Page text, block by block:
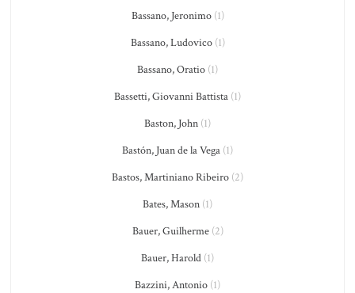
Bassano, Jeronimo(1)
Bassano, Ludovico(1)
Bassano, Oratio (1)
Bassetti, Giovanni Battista (1)
Baston, John (1)
Bastón, Juan de la Vega (1)
Bastos, Martiniano Ribeiro (2)
Bates, Mason (1)
Bauer, Guilherme(2)
Bauer, Harold (1)
Bazzini, Antonio (1)